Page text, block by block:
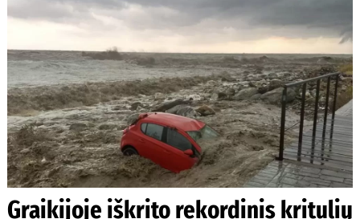
Graikijoje iškrito rekordinis kritulių